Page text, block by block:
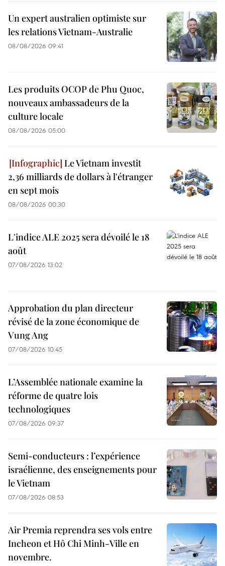
Un expert australien optimiste sur
les relations Vietnam-Australie
08/08/2026 09:41
Les produits OCOP de Phu Quoc,
nouveaux ambassadeurs de la
culture locale
08/08/2026 05:00
Le Vietnam investit
2,36 milliards de dollars à l'étranger
en sept mois
08/08/2026 00:30
L'indice ALE 2025 sera dévoilé le 18
août
07/08/2026 13:02
Approbation du plan directeur
révisé de la zone économique de
Vung Ang
07/08/2026 10:45
L’Assemblée nationale examine la
réforme de quatre lois
technologiques
07/08/2026 09:37
Semi-conducteurs : l’expérience
israélienne, des enseignements pour
le Vietnam
07/08/2026 08:53
Air Premia reprendra ses vols entre
Incheon et Hô Chi Minh-Ville en
novembre.